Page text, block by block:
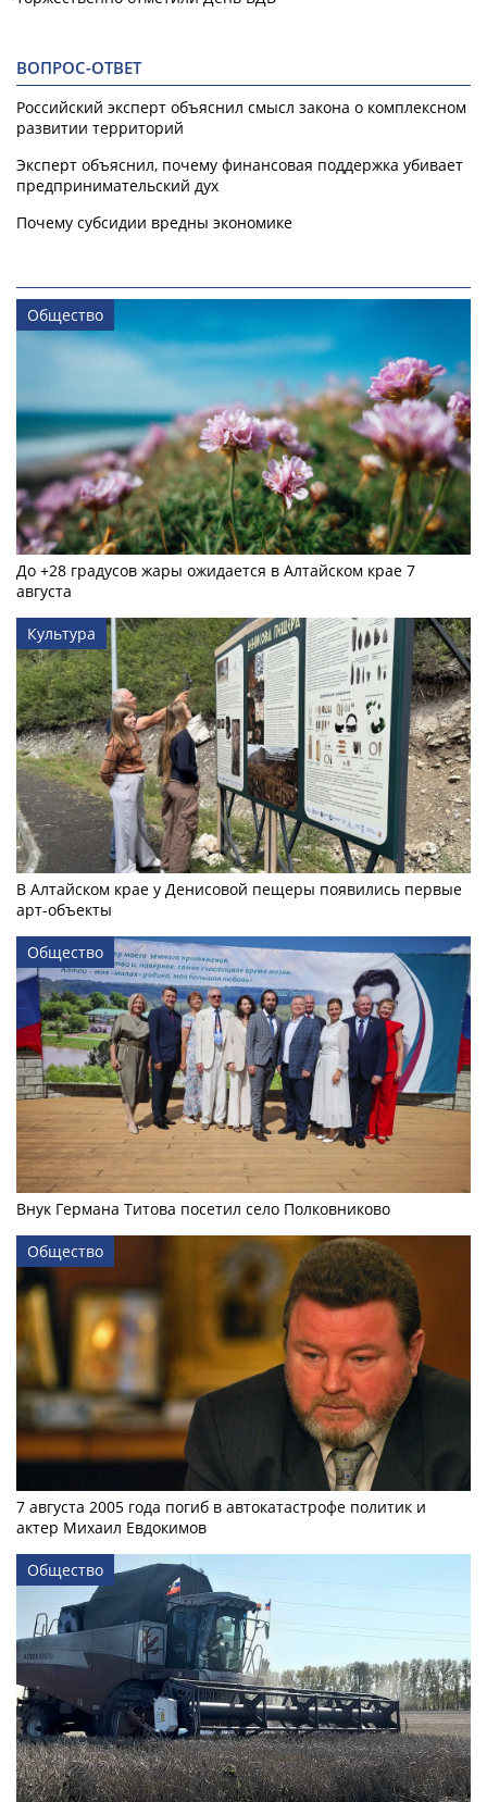
ВОПРОС-ОТВЕТ
Российский эксперт объяснил смысл закона о комплексном
развитии территорий
Эксперт объяснил, почему финансовая поддержка убивает
предпринимательский дух
Почему субсидии вредны экономике
Общество
До +28 градусов жары ожидается в Алтайском крае 7
августа
Культура
В Алтайском крае у Денисовой пещеры появились первые
арт-объекты
Общество
Внук Германа Титова посетил село Полковниково
Общество
7 августа 2005 года погиб в автокатастрофе политик и
актер Михаил Евдокимов
Общество